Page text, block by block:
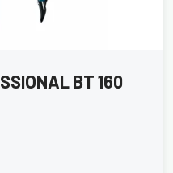
BT 160